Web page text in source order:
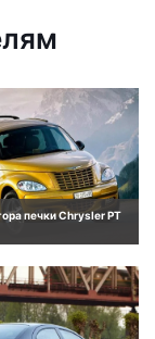
печки Chrysler PT